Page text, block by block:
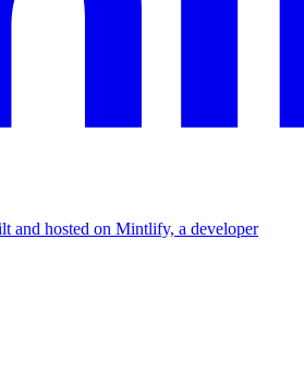
and hosted on Mintlify, a developer